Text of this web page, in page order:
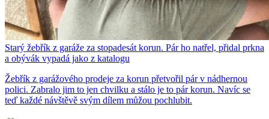
Starý žebřík z garáže za stopadesát korun. Pár ho natřel, přidal prkna
a obývák vypadá jako z katalogu
Žebřík z garážového prodeje za korun přetvořil pár v nádhernou
polici. Zabralo jim to jen chvilku a stálo je to pár korun. Navíc se
teď každé návštěvě svým dílem můžou pochlubit.